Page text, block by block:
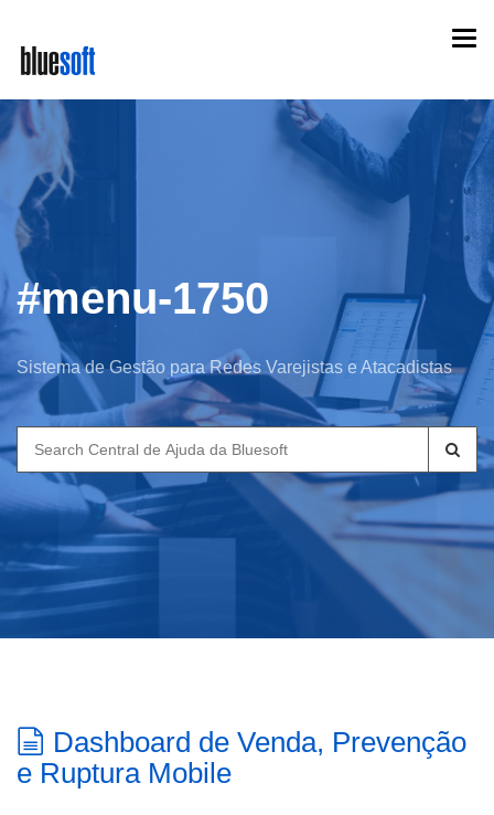
main
content
#menu-1750
Sistema de Gestão para Redes Varejistas e Atacadistas
Search
for:
Dashboard de Venda, Prevenção
e Ruptura Mobile